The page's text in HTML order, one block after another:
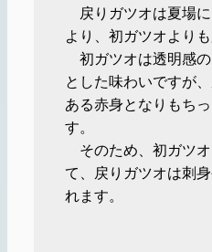
戻りガツオは夏場
より、初ガツオより
初ガツオは透明感
とした味わいですが
ある赤身となりもち
す。
そのため、初ガツ
て、戻りガツオは刺
れます。